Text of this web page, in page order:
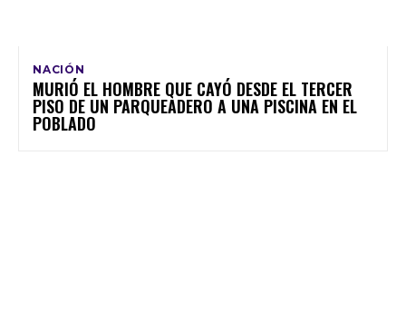
NACIÓN
MURIÓ EL HOMBRE QUE CAYÓ DESDE EL TERCER
PISO DE UN PARQUEADERO A UNA PISCINA EN EL
POBLADO